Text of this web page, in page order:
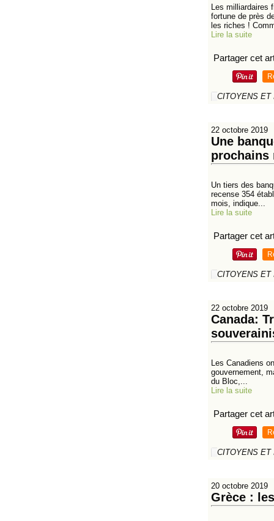
Les milliardaires
fortune de près
les riches !
Lire la suite
Partager cet
CITOYENS ET
22 octobre 2019
Une
prochains
Un tiers des
recense 354
mois, indique...
Lire la suite
Partager cet
CITOYENS ET
22 octobre 2019
Canada:
Les Canadiens
gouvernement,
du Bloc,...
Lire la suite
Partager cet
CITOYENS ET
20 octobre 2019
Grèce :